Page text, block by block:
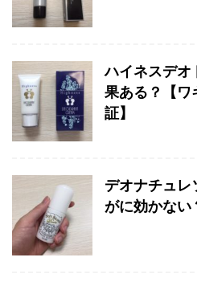
ハイネスデオ
果ある？【ワ
証】
デオナチュレ
がに効かない